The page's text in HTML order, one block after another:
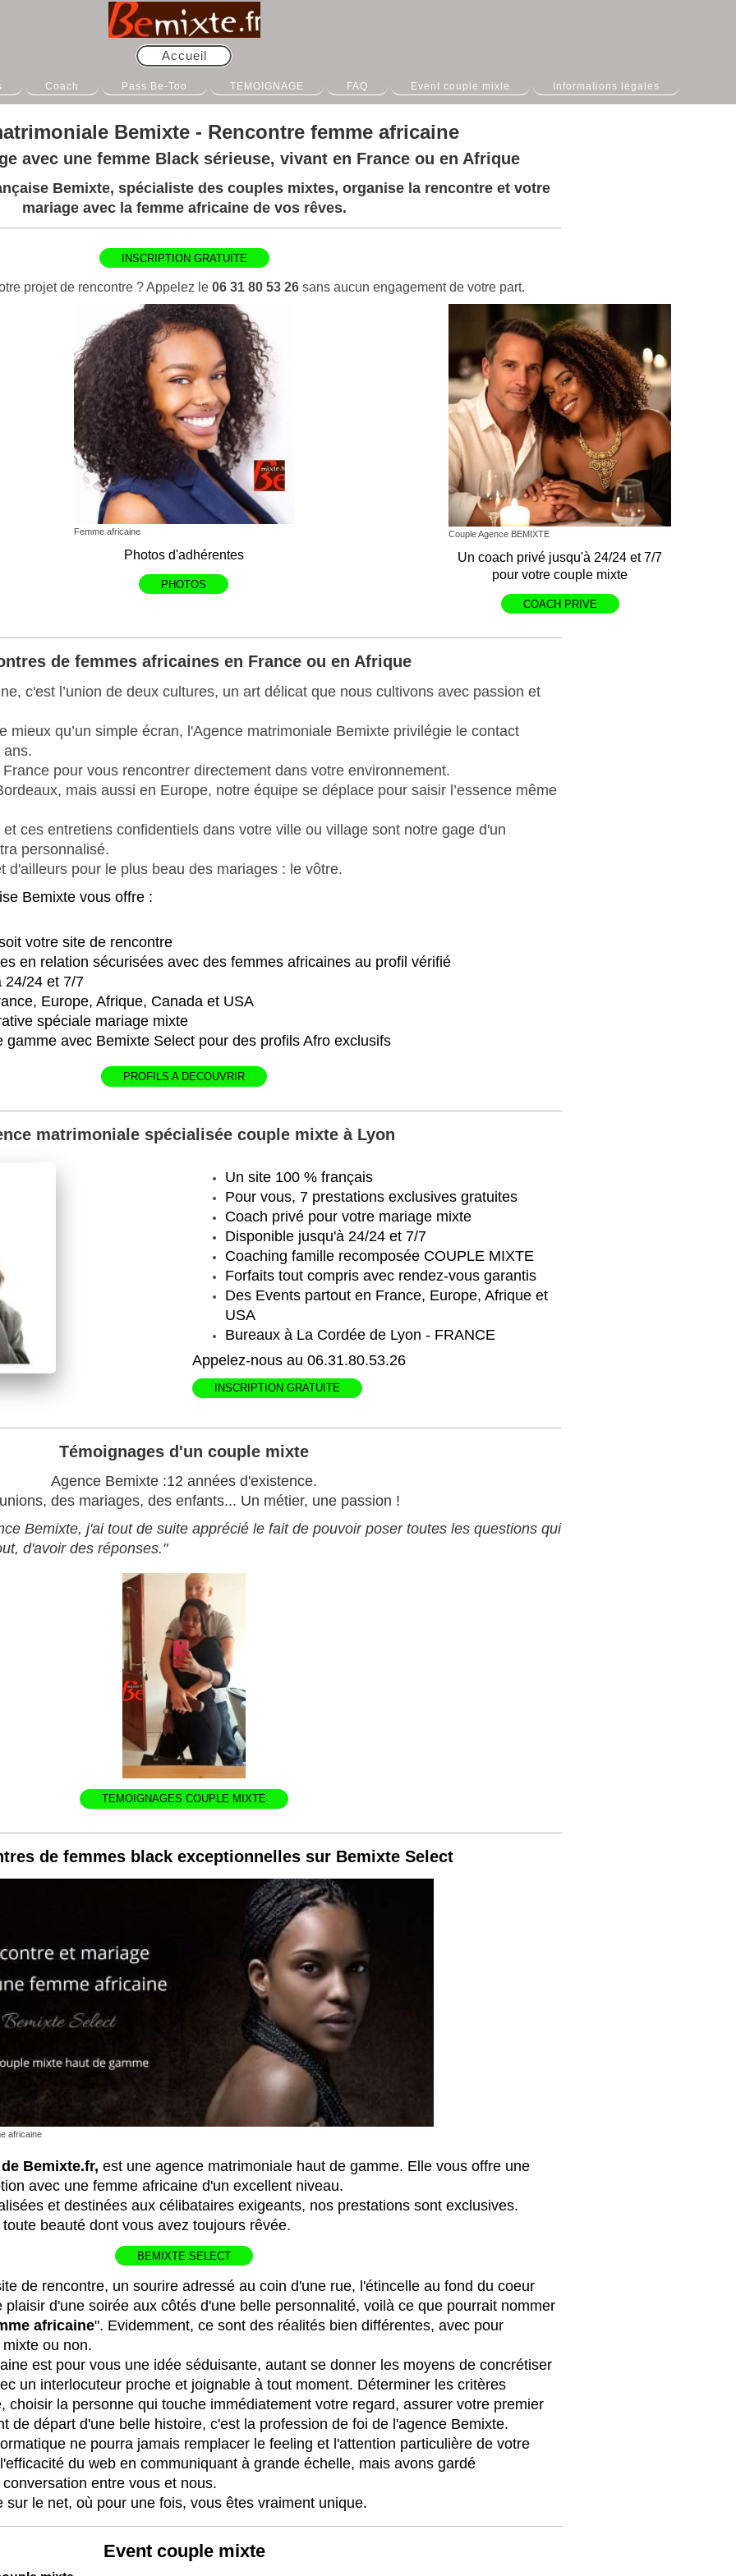
Accueil
Coach Pass Be-Too TEMOIGNAGE FAQ Event couple mixte Informations légales
Bemixte - Rencontre femme africaine
avec une femme Black sérieuse, vivant en France ou en Afrique
Bemixte, spécialiste des couples mixtes, organise la rencontre et votre
mariage avec la femme africaine de vos rêves.
INSCRIPTION GRATUITE
projet de rencontre ? Appelez le 06 31 80 53 26 sans aucun engagement de votre part.
Femme africaine
Photos d'adhérentes
PHOTOS
Couple Agence BEMIXTE
Un coach privé jusqu'à 24/24 et 7/7
pour votre couple mixte
COACH PRIVE
de femmes africaines en France ou en Afrique
c'est l’union de deux cultures, un art délicat que nous cultivons avec passion et
mieux qu’un simple écran, l'Agence matrimoniale Bemixte privilégie le contact
ans.
pour vous rencontrer directement dans votre environnement.
mais aussi en Europe, notre équipe se déplace pour saisir l’essence même
ces entretiens confidentiels dans votre ville ou village sont notre gage d'un
personnalisé.
d'ailleurs pour le plus beau des mariages : le vôtre.
Bemixte vous offre :
votre site de rencontre
en relation sécurisées avec des femmes africaines au profil vérifié
24/24 et 7/7
Europe, Afrique, Canada et USA
spéciale mariage mixte
gamme avec Bemixte Select pour des profils Afro exclusifs
PROFILS A DECOUVRIR
matrimoniale spécialisée couple mixte à Lyon
Un site 100 % français
Pour vous, 7 prestations exclusives gratuites
Coach privé pour votre mariage mixte
Disponible jusqu'à 24/24 et 7/7
Coaching famille recomposée COUPLE MIXTE
Forfaits tout compris avec rendez-vous garantis
Des Events partout en France, Europe, Afrique et
USA
Bureaux à La Cordée de Lyon - FRANCE
Appelez-nous au 06.31.80.53.26
INSCRIPTION GRATUITE
Témoignages d'un couple mixte
Agence Bemixte :12 années d'existence.
des mariages, des enfants... Un métier, une passion !
Bemixte, j'ai tout de suite apprécié le fait de pouvoir poser toutes les questions qui
d'avoir des réponses."
TEMOIGNAGES COUPLE MIXTE
de femmes black exceptionnelles sur Bemixte Select
africaine
Bemixte.fr, est une agence matrimoniale haut de gamme. Elle vous offre une
avec une femme africaine d'un excellent niveau.
et destinées aux célibataires exigeants, nos prestations sont exclusives.
beauté dont vous avez toujours rêvée.
BEMIXTE SELECT
de rencontre, un sourire adressé au coin d'une rue, l'étincelle au fond du coeur
d'une soirée aux côtés d'une belle personnalité, voilà ce que pourrait nommer
africaine". Evidemment, ce sont des réalités bien différentes, avec pour
ou non.
est pour vous une idée séduisante, autant se donner les moyens de concrétiser
un interlocuteur proche et joignable à tout moment. Déterminer les critères
choisir la personne qui touche immédiatement votre regard, assurer votre premier
de départ d'une belle histoire, c'est la profession de foi de l'agence Bemixte.
ne pourra jamais remplacer le feeling et l'attention particulière de votre
du web en communiquant à grande échelle, mais avons gardé
entre vous et nous.
le net, où pour une fois, vous êtes vraiment unique.
Event couple mixte